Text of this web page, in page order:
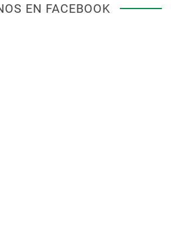
EN FACEBOOK